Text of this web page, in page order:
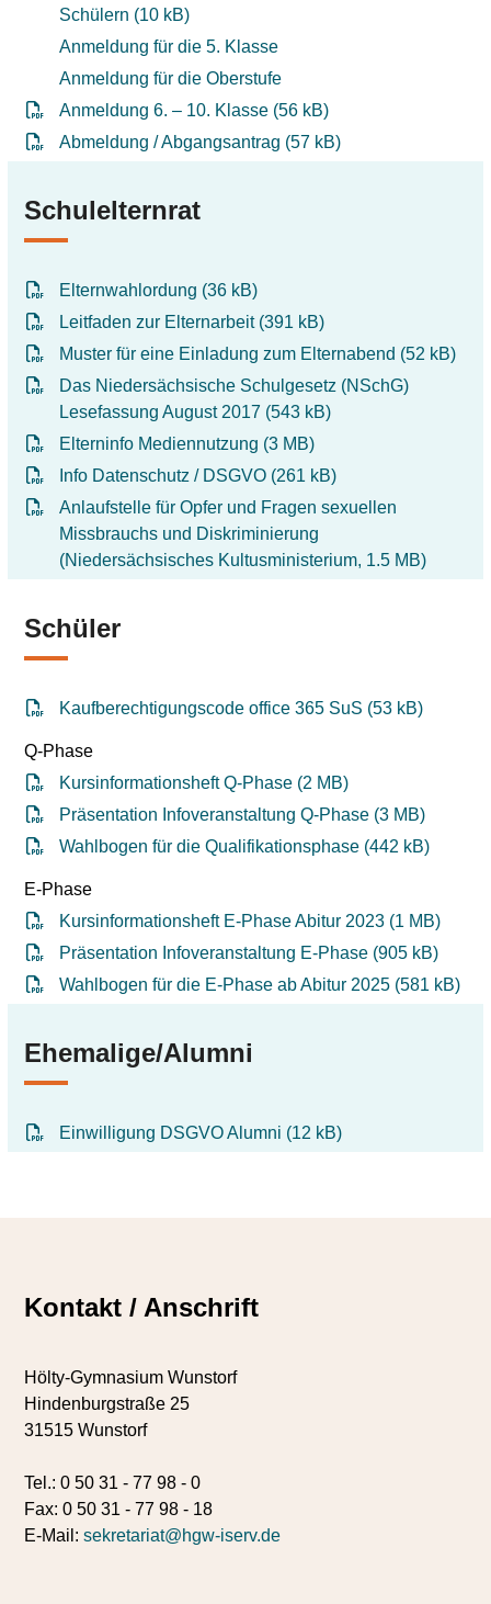
Schülern (10 kB)
Anmeldung für die 5. Klasse
Anmeldung für die Oberstufe
Anmeldung 6. – 10. Klasse (56 kB)
Abmeldung / Abgangsantrag (57 kB)
Schulelternrat
Elternwahlordung (36 kB)
Leitfaden zur Elternarbeit (391 kB)
Muster für eine Einladung zum Elternabend (52 kB)
Das Niedersächsische Schulgesetz (NSchG)
Lesefassung August 2017 (543 kB)
Elterninfo Mediennutzung (3 MB)
Info Datenschutz / DSGVO (261 kB)
Anlaufstelle für Opfer und Fragen sexuellen
Missbrauchs und Diskriminierung
(Niedersächsisches Kultusministerium, 1.5 MB)
Schüler
Kaufberechtigungscode office 365 SuS (53 kB)
Q-Phase
Kursinformationsheft Q-Phase (2 MB)
Präsentation Infoveranstaltung Q-Phase (3 MB)
Wahlbogen für die Qualifikationsphase (442 kB)
E-Phase
Kursinformationsheft E-Phase Abitur 2023 (1 MB)
Präsentation Infoveranstaltung E-Phase (905 kB)
Wahlbogen für die E-Phase ab Abitur 2025 (581 kB)
Ehemalige/Alumni
Einwilligung DSGVO Alumni (12 kB)
Kontakt / Anschrift
Hölty-Gymnasium Wunstorf
Hindenburgstraße 25
31515 Wunstorf
Tel.: 0 50 31 - 77 98 - 0
Fax: 0 50 31 - 77 98 - 18
E-Mail:sekretariat@hgw-iserv.de